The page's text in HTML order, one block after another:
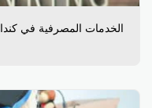
الخدمات المصرفية في كندا